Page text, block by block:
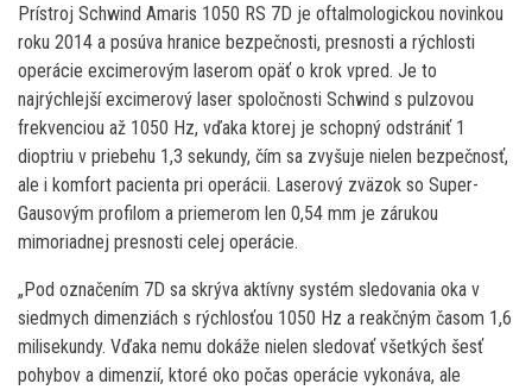
Prístroj Schwind Amaris 1050 RS 7D je oftalmologickou novinkou
roku 2014 a posúva hranice bezpečnosti, presnosti a rýchlosti
operácie excimerovým laserom opäť o krok vpred. Je to
najrýchlejší excimerový laser spoločnosti Schwind s pulzovou
frekvenciou až 1050 Hz, vďaka ktorej je schopný odstrániť 1
dioptriu v priebehu 1,3 sekundy, čím sa zvyšuje nielen bezpečnosť,
ale i komfort pacienta pri operácii. Laserový zväzok so Super-
Gausovým profilom a priemerom len 0,54 mm je zárukou
mimoriadnej presnosti celej operácie.
„Pod označením 7D sa skrýva aktívny systém sledovania oka v
siedmych dimenziách s rýchlosťou 1050 Hz a reakčným časom 1,6
milisekundy. Vďaka nemu dokáže nielen sledovať všetkých šesť
pohybov a dimenzií, ktoré oko počas operácie vykonáva, ale